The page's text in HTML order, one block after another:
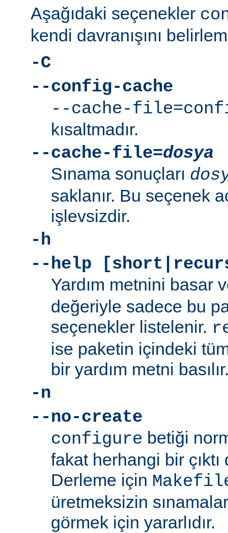
Aşağıdaki seçenekler
kendi davranışını
-C
--config-cache
--cache-
kısaltmadır.
--cache-file=dosya
Sınama sonuçları
saklanır. Bu seçenek
işlevsizdir.
-h
--help
Yardım metnini basar
değeriyle sadece bu
seçenekler listelenir.
ise paketin içindeki
bir yardım metni
-n
--no-create
configure betiği
fakat herhangi bir
Derleme için
üretmeksizin
görmek için yararlıdır.